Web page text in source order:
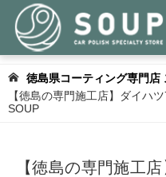
徳島県コーティング専門店
【徳島の専門施工店】ダイハ
SOUP
【徳島の専門施工